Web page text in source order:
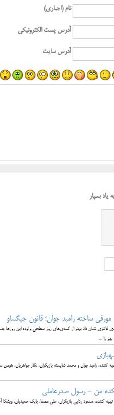
نام (اجباری)
آدرس پست الکترونیکی
آدرس سایت
یاد بسپار
مورفی ساخته رامبد جوان؛ قانون جیگساو
فانتزی نشان داد بهتر از کمدی‌های روز سطحی و لوده این
را ...
کننده: رامبد جوان و محمد شایسته بازیگران: نگار جواهریان،
من - رسول صدرعاملی
تهیه کننده: مسعود ردایی بازیگران: علی مصفا، بابک حمیدیان،